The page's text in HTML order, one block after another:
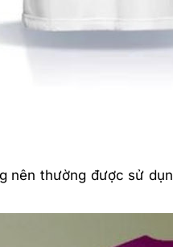
thường được sử